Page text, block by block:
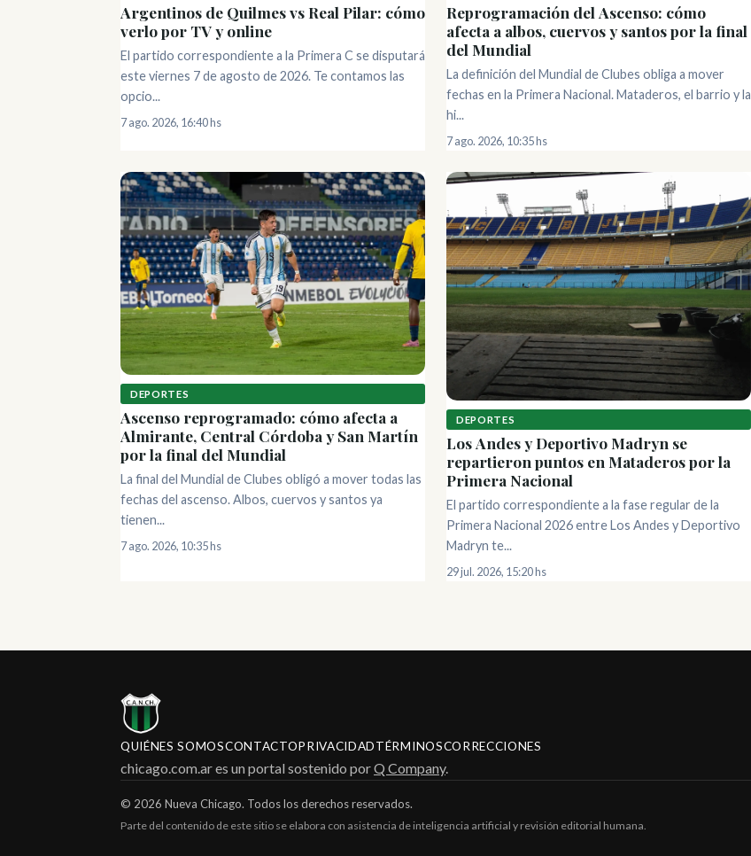
Argentinos de Quilmes vs Real Pilar: cómo
verlo por TV y online
El partido correspondiente a la Primera C se disputará
este viernes 7 de agosto de 2026. Te contamos las
opcio...
7 ago. 2026, 16:40 hs
Reprogramación del Ascenso: cómo
afecta a albos, cuervos y santos por la final
del Mundial
La definición del Mundial de Clubes obliga a mover
fechas en la Primera Nacional. Mataderos, el barrio y la
hi...
7 ago. 2026, 10:35 hs
DEPORTES
Ascenso reprogramado: cómo afecta a
Almirante, Central Córdoba y San Martín
por la final del Mundial
La final del Mundial de Clubes obligó a mover todas las
fechas del ascenso. Albos, cuervos y santos ya
tienen...
7 ago. 2026, 10:35 hs
DEPORTES
Los Andes y Deportivo Madryn se
repartieron puntos en Mataderos por la
Primera Nacional
El partido correspondiente a la fase regular de la
Primera Nacional 2026 entre Los Andes y Deportivo
Madryn te...
29 jul. 2026, 15:20 hs
QUIÉNES SOMOSCONTACTOPRIVACIDADTÉRMINOSCORRECCIONES
chicago.com.ar es un portal sostenido porQ Company.
© 2026 Nueva Chicago. Todos los derechos reservados.
Parte del contenido de este sitio se elabora con asistencia de inteligencia artificial y revisión editorial humana.